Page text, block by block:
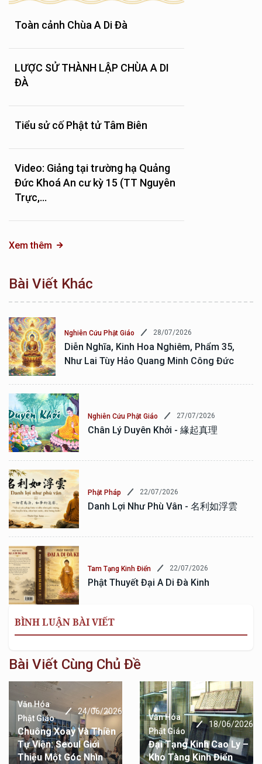
Toàn cảnh Chùa A Di Đà
LƯỢC SỬ THÀNH LẬP CHÙA A DI
ĐÀ
Tiểu sử cố Phật tử Tâm Biên
Video: Giảng tại trường hạ Quảng
Đức Khoá An cư kỳ 15 (TT Nguyên
Trực,...
Xem thêm
Bài Viết Khác
Nghiên Cứu Phật Giáo 28/07/2026
Diễn Nghĩa, Kinh Hoa Nghiêm, Phẩm 35,
Như Lai Tùy Hảo Quang Minh Công Đức
Nghiên Cứu Phật Giáo 27/07/2026
Chân Lý Duyên Khởi - 緣起真理
Phật Pháp 22/07/2026
Danh Lợi Như Phù Vân - 名利如浮雲
Tam Tạng Kinh Điển 22/07/2026
Phật Thuyết Đại A Di Đà Kinh
BÌNH LUẬN BÀI VIẾT
Bài Viết Cùng Chủ Đề
Văn Hóa
Phật Giáo
18/06/2026
Đại Tạng Kinh Cao Ly –
Kho Tàng Kinh Điển
Văn Hóa
Phật Giáo
12/04/2026